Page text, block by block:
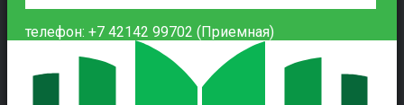
телефон: +7 42142 99702 (Приемная)